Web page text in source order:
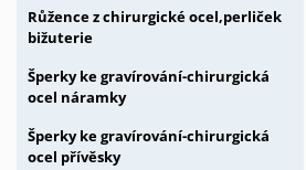
Růžence z chirurgické ocel,perliček
bižuterie
Šperky ke gravírování-chirurgická
ocel náramky
Šperky ke gravírování-chirurgická
ocel přívěsky